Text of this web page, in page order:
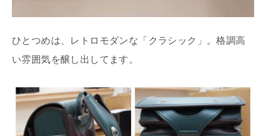
ひとつめは、レトロモダンな「クラシック」。格調高
い雰囲気を醸し出してます。